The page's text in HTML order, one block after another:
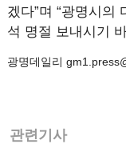
겠다”며 “광명시의
석 명절 보내시기
광명데일리
관련기사